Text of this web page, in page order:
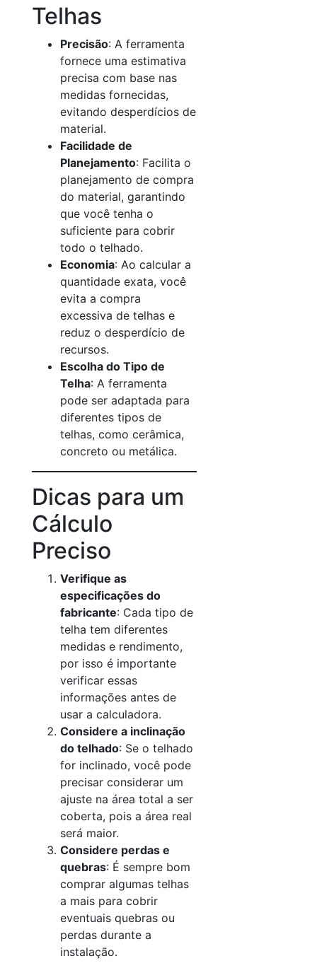
Telhas
Precisão: A ferramenta
fornece uma estimativa
precisa com base nas
medidas fornecidas,
evitando desperdícios de
material.
Facilidade de
Planejamento: Facilita o
planejamento de compra
do material, garantindo
que você tenha o
suficiente para cobrir
todo o telhado.
Economia: Ao calcular a
quantidade exata, você
evita a compra
excessiva de telhas e
reduz o desperdício de
recursos.
Escolha do Tipo de
Telha: A ferramenta
pode ser adaptada para
diferentes tipos de
telhas, como cerâmica,
concreto ou metálica.
Dicas para um
Cálculo
Preciso
Verifique as
especificações do
fabricante: Cada tipo de
telha tem diferentes
medidas e rendimento,
por isso é importante
verificar essas
informações antes de
usar a calculadora.
Considere a inclinação
do telhado: Se o telhado
for inclinado, você pode
precisar considerar um
ajuste na área total a ser
coberta, pois a área real
será maior.
Considere perdas e
quebras: É sempre bom
comprar algumas telhas
a mais para cobrir
eventuais quebras ou
perdas durante a
instalação.